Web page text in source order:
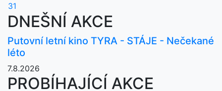
31
DNEŠNÍ AKCE
Putovní letní kino TYRA - STÁJE - Nečekané
léto
7.8.2026
PROBÍHAJÍCÍ AKCE